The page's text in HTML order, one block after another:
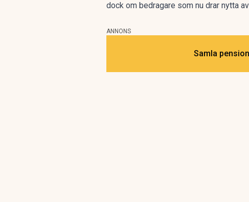
dock om bedragare som nu drar nytta
ANNONS
Samla